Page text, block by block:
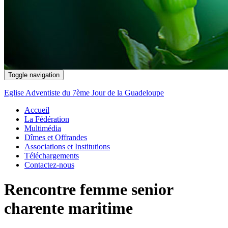
Toggle navigation
Eglise Adventiste du 7ème Jour de la Guadeloupe
Accueil
La Fédération
Multimédia
Dîmes et Offrandes
Associations et Institutions
Téléchargements
Contactez-nous
Rencontre femme senior
charente maritime